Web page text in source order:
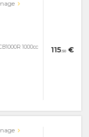
115.50 €
1000cc